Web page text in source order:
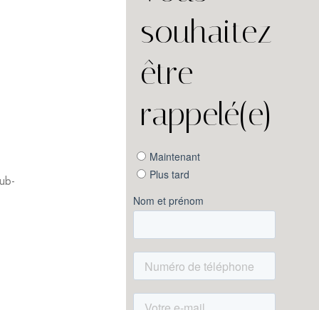
souhaitez
être
rappelé(e)